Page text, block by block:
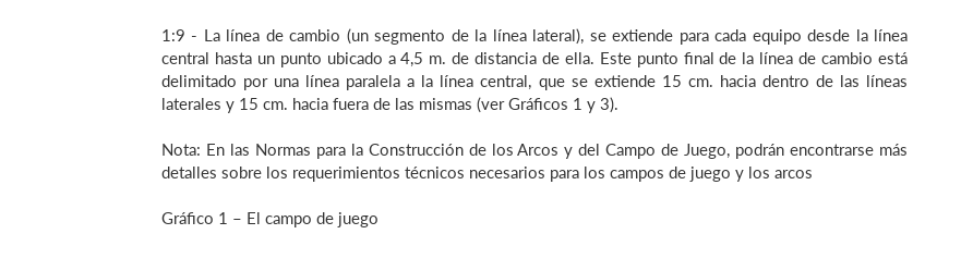
1:9 - La línea de cambio (un segmento de la línea lateral), se extiende para cada equipo desde la línea
central hasta un punto ubicado a 4,5 m. de distancia de ella. Este punto final de la línea de cambio está
delimitado por una línea paralela a la línea central, que se extiende 15 cm. hacia dentro de las líneas
laterales y 15 cm. hacia fuera de las mismas (ver Gráficos 1 y 3).
Nota: En las Normas para la Construcción de los Arcos y del Campo de Juego, podrán encontrarse más
detalles sobre los requerimientos técnicos necesarios para los campos de juego y los arcos
Gráfico 1 – El campo de juego